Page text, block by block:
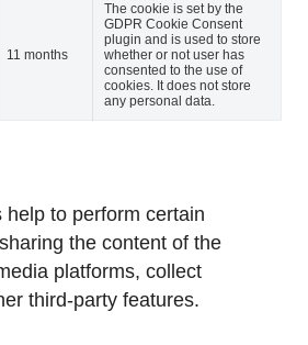
11 months
The cookie is set by the
GDPR Cookie Consent
plugin and is used to store
whether or not user has
consented to the use of
cookies. It does not store
any personal data.
help to perform certain
the content of the
platforms, collect
third-party features.